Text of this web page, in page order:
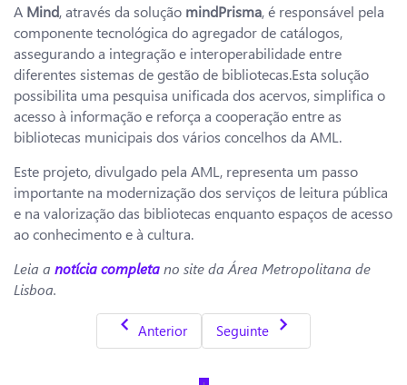
A Mind, através da solução mindPrisma, é responsável pela
componente tecnológica do agregador de catálogos,
assegurando a integração e interoperabilidade entre
diferentes sistemas de gestão de bibliotecas.Esta solução
possibilita uma pesquisa unificada dos acervos, simplifica o
acesso à informação e reforça a cooperação entre as
bibliotecas municipais dos vários concelhos da AML.
Este projeto, divulgado pela AML, representa um passo
importante na modernização dos serviços de leitura pública
e na valorização das bibliotecas enquanto espaços de acesso
ao conhecimento e à cultura.
Leia a notícia completano site da Área Metropolitana de
Lisboa.
Artigo anterior: Almada disponibiliza nova
Anterior Artigo seguinte: Mind no 43.º
Seguinte